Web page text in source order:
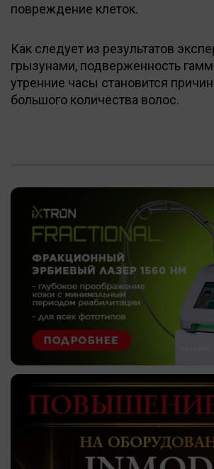
повреждение клеток.
Как следует из результатов
грызунами, подверженность
утренние часы становится
большого количества волос.